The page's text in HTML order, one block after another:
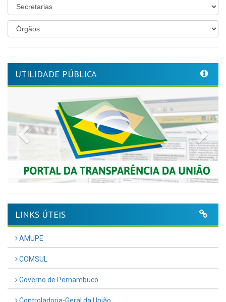
UTILIDADE PÚBLICA
Previous
LINKS ÚTEIS
AMUPE
COMSUL
Governo de Pernambuco
Controladoria-Geral da União